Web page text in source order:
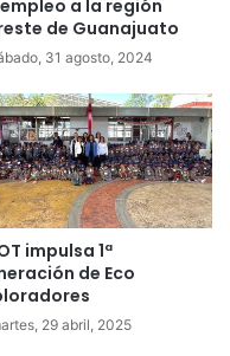
a la región
de Guanajuato
31 agosto, 2024
impulsa 1ª
de Eco
29 abril, 2025